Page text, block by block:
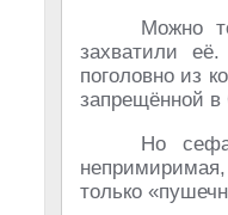
Можно
захватили
поголовно из
запрещённой в
Но
только